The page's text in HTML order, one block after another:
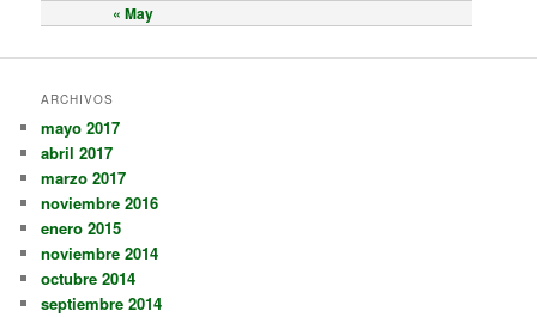
« May
ARCHIVOS
mayo 2017
abril 2017
marzo 2017
noviembre 2016
enero 2015
noviembre 2014
octubre 2014
septiembre 2014